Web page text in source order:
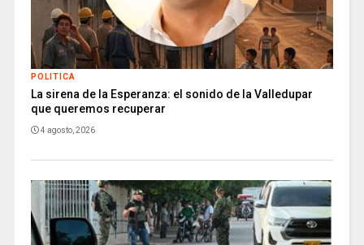
POLITICA
La sirena de la Esperanza: el sonido de la Valledupar
que queremos recuperar
4 agosto, 2026